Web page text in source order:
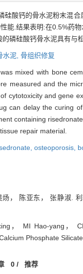
硅酸钙的骨水泥粉末混
能.结果表明:在0.5%药
磷硅酸钙骨水泥具有
水泥, 骨组织修复
mixed with bone
measured and the
cytotoxicity and gene
can delay the curing
containing
repair material.
osteoporosis,
炀， 陈亚东， 张静淑.
， MI Hao-yang，
Phosphate
0/ 推荐